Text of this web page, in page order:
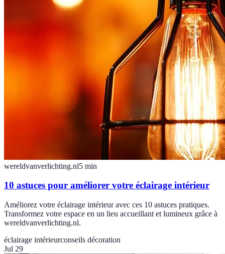
wereldvanverlichting.nl5 min
10 astuces pour améliorer votre éclairage intérieur
Améliorez votre éclairage intérieur avec ces 10 astuces pratiques.
Transformez votre espace en un lieu accueillant et lumineux grâce à
wereldvanverlichting.nl.
éclairage intérieurconseils décoration
Jul 29